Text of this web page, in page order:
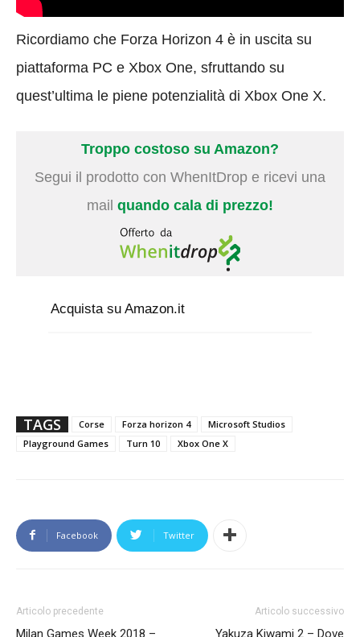
Ricordiamo che Forza Horizon 4 è in uscita su
piattaforma PC e Xbox One, sfruttando su
quest’ultima le piene potenzialità di Xbox One X.
Troppo costoso su Amazon?
Segui il prodotto con WhenItDrop e ricevi una
mail quando cala di prezzo!
Acquista su Amazon.it
TAGS Corse Forza horizon 4
Microsoft Studios
Playground Games
Turn 10 Xbox One X
Facebook Twitter
Articolo precedente
Milan Games Week 2018 –
Articolo successivo
Yakuza Kiwami 2 – Dove